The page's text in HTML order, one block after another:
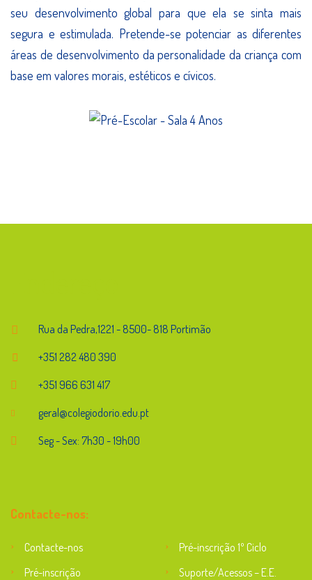
seu desenvolvimento global para que ela se sinta mais
segura e estimulada. Pretende-se potenciar as diferentes
áreas de desenvolvimento da personalidade da criança com
base em valores morais, estéticos e cívicos.
Rua da Pedra,1221 - 8500- 818 Portimão
+351 282 480 390
+351 966 631 417
geral@colegiodorio.edu.pt
Seg - Sex: 7h30 - 19h00
Contacte-nos:
Contacte-nos
Pré-inscrição 1º Ciclo
Pré-inscrição
Suporte/Acessos – E.E.